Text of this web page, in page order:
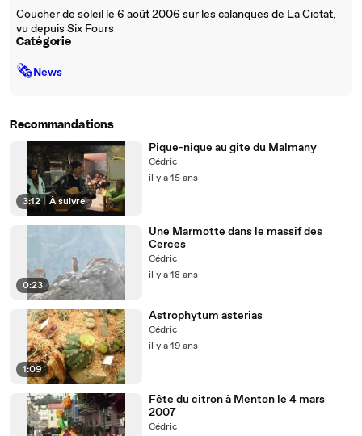
Coucher de soleil le 6 août 2006 sur les calanques de La Ciotat,
vu depuis Six Fours
Catégorie
🗞News
Recommandations
3:12 À suivre
Pique-nique au gite du Malmany
Cédric
il y a 15 ans
0:23
Une Marmotte dans le massif des
Cerces
Cédric
il y a 18 ans
1:09
Astrophytum asterias
Cédric
il y a 19 ans
Fête du citron à Menton le 4 mars
2007
Cédric